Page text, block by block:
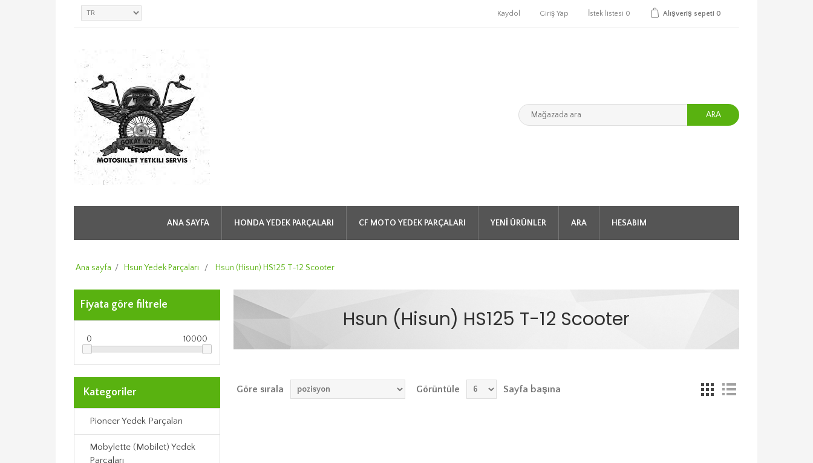
Kaydol Giriş Yap İstek listesi 0 Alışveriş sepeti 0
ARA
ANA SAYFA HONDA YEDEK PARÇALARI CF MOTO YEDEK PARÇALARI YENI ÜRÜNLER ARA HESABIM
Ana sayfa / Hsun Yedek Parçaları / Hsun (Hisun) HS125 T-12 Scooter
Fiyata göre filtrele
0 10000
Kategoriler
Pioneer Yedek Parçaları
Mobylette (Mobilet) Yedek
Parçaları
Hsun (Hisun) HS125 T-12 Scooter
Göre sırala Görüntüle Sayfa başına